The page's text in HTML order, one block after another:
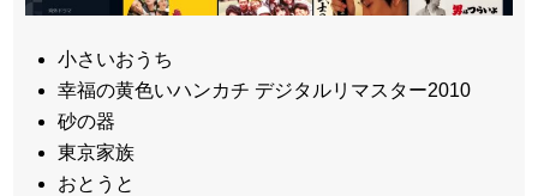
小さいおうち
幸福の黄色いハンカチ デジタルリマスター2010
砂の器
東京家族
おとうと